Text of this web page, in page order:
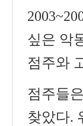
싶은 악
점주와
점주들
찾았다.